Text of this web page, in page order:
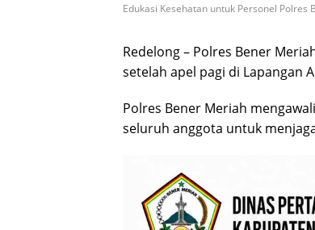
Edukasi Kesehatan untuk Personel Polres
Redelong – Polres Bener
setelah apel pagi di Lapangan
Polres Bener Meriah
seluruh anggota untuk